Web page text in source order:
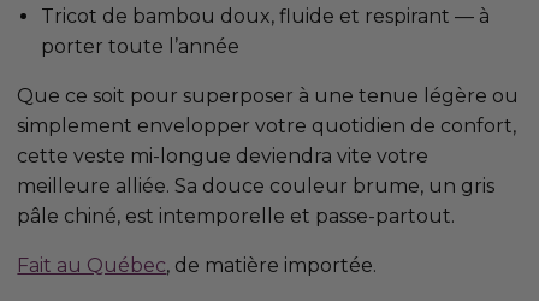
Tricot de bambou doux, fluide et respirant — à
porter toute l’année
Que ce soit pour superposer à une tenue légère ou
simplement envelopper votre quotidien de confort,
cette veste mi-longue deviendra vite votre
meilleure alliée. Sa douce couleur brume, un gris
pâle chiné, est intemporelle et passe-partout.
Fait au Québec, de matière importée.